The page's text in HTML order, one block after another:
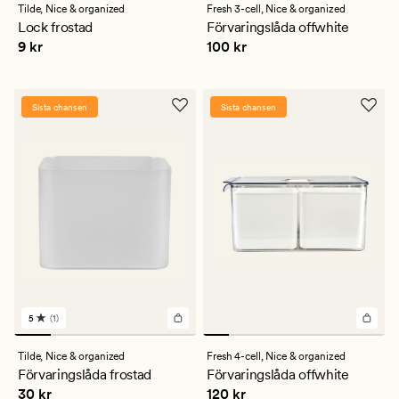
med
ett
genomsnittligt
betyg
Tilde, Nice & organized
Lock frostad
Pris
9 kr
med
ett
genomsnittligt
betyg
Fresh 3-cell, Nice & organized
Förvaringslåda offwhite
Pris 100 kr
100 kr
Sista chansen
1
omdömen
med
ett
genomsnittligt
betyg
5 (1)
Tilde, Nice & organized
Förvaringslåda frostad
Pris 30 kr
30 kr
Sista chansen
Fresh 4-cell, Nice & organized
Förvaringslåda offwhite
Pris 120 kr
120 kr